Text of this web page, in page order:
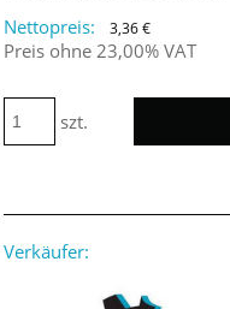
Nettopreis:
3,36 €
Preis ohne 23,00% VAT
szt.
Verkäufer: